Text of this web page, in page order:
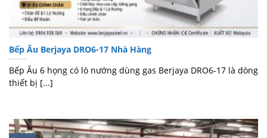
Bếp Âu Berjaya DRO6-17 Nhà Hàng
Bếp Âu 6 họng có lò nướng dùng gas Berjaya DRO6-17 là dòng
thiết bị [...]